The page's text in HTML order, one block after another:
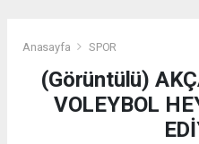
Anasayfa SPOR
(Görüntülü)
VOLEYBOL